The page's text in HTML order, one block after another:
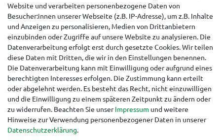
Hinweise für Käufer aus der Schweiz
Website und verarbeiten personenbezogene Daten von
Besucher:innen unserer Webseite (z.B. IP-Adresse), um z.B. Inhalte
und Anzeigen zu personalisieren, Medien von Drittanbietern
einzubinden oder Zugriffe auf unsere Website zu analysieren. Die
Datenverarbeitung erfolgt erst durch gesetzte Cookies. Wir teilen
diese Daten mit Dritten, die wir in den Einstellungen benennen.
Die Datenverarbeitung kann mit Einwilligung oder aufgrund eines
berechtigten Interesses erfolgen. Die Zustimmung kann erteilt
oder abgelehnt werden. Es besteht das Recht, nicht einzuwilligen
und die Einwilligung zu einem späteren Zeitpunkt zu ändern oder
zu widerrufen. Beachten Sie unserImpressum und weitere
Hinweise zur Verwendung personenbezogener Daten in unserer
Daten­schutz­erklärung.